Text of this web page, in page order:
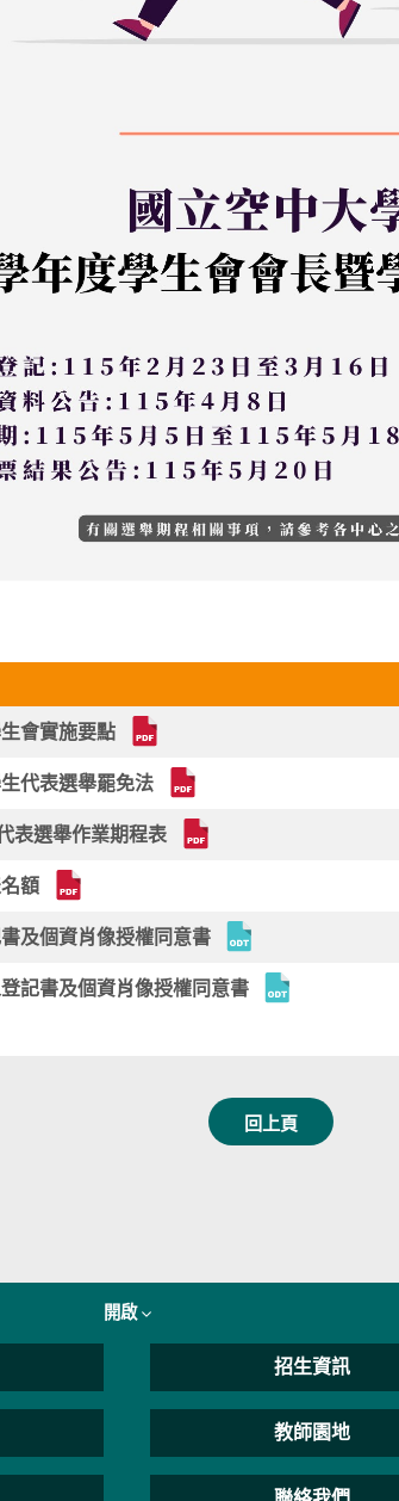
會實施要點
代表選舉罷免法
表選舉作業期程表
額
及個資肖像授權同意書
記書及個資肖像授權同意書
回上頁
開啟
招生資訊
教師園地